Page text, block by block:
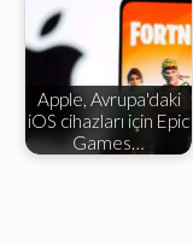
Apple, Avrupa'daki
iOS cihazları için Epic
Games…